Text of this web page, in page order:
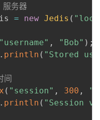
务器
= new Jedis (
"username" , "Bob" ) ;
. println ( "Stored
( "session" , 300 ,
. println ( "Session